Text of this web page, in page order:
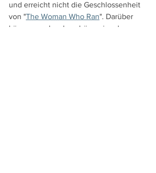
und erreicht nicht die Geschlossenheit
von "The Woman Who Ran". Darüber
können auch sehr schöne einzelne